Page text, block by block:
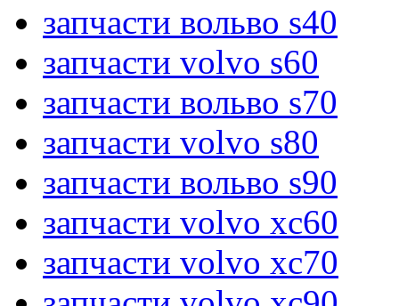
запчасти вольво s40
запчасти volvo s60
запчасти вольво s70
запчасти volvo s80
запчасти вольво s90
запчасти volvo xc60
запчасти volvo xc70